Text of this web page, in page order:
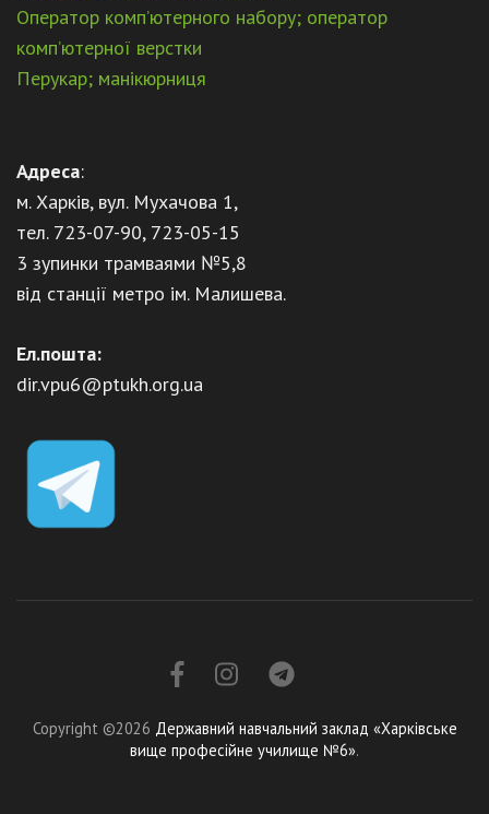
Оператор комп’ютерного набору; оператор
комп’ютерної верстки
Перукар; манікюрниця
Адреса:
м. Харків, вул. Мухачова 1,
тел. 723-07-90, 723-05-15
3 зупинки трамваями №5,8
від станції метро ім. Малишева.
Ел.пошта:
dir.vpu6@ptukh.org.ua
Copyright ©2026 Державний навчальний заклад «Харківське
вище професійне училище №6».